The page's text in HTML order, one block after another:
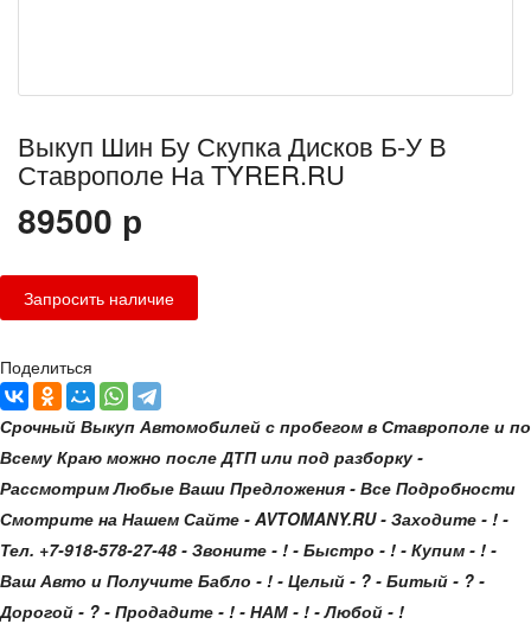
Выкуп Шин Бу Скупка Дисков Б-У В
Ставрополе На TYRER.RU
89500 р
Поделиться
Срочный Выкуп Автомобилей с пробегом в Ставрополе и по
Всему Краю можно после ДТП или под разборку -
Рассмотрим Любые Ваши Предложения - Все Подробности
Смотрите на Нашем Сайте - AVTOMANY.RU - Заходите - ! -
Тел. +7-918-578-27-48 - Звоните - ! - Быстро - ! - Купим - ! -
Ваш Авто и Получите Бабло - ! - Целый - ? - Битый - ? -
Дорогой - ? - Продадите - ! - НАМ - ! - Любой - !